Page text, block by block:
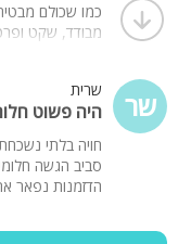
מבודד, שקט
שר שרית
היה פשוט
חויה בלתי
סביב הגשה
הדזמנות נפאר